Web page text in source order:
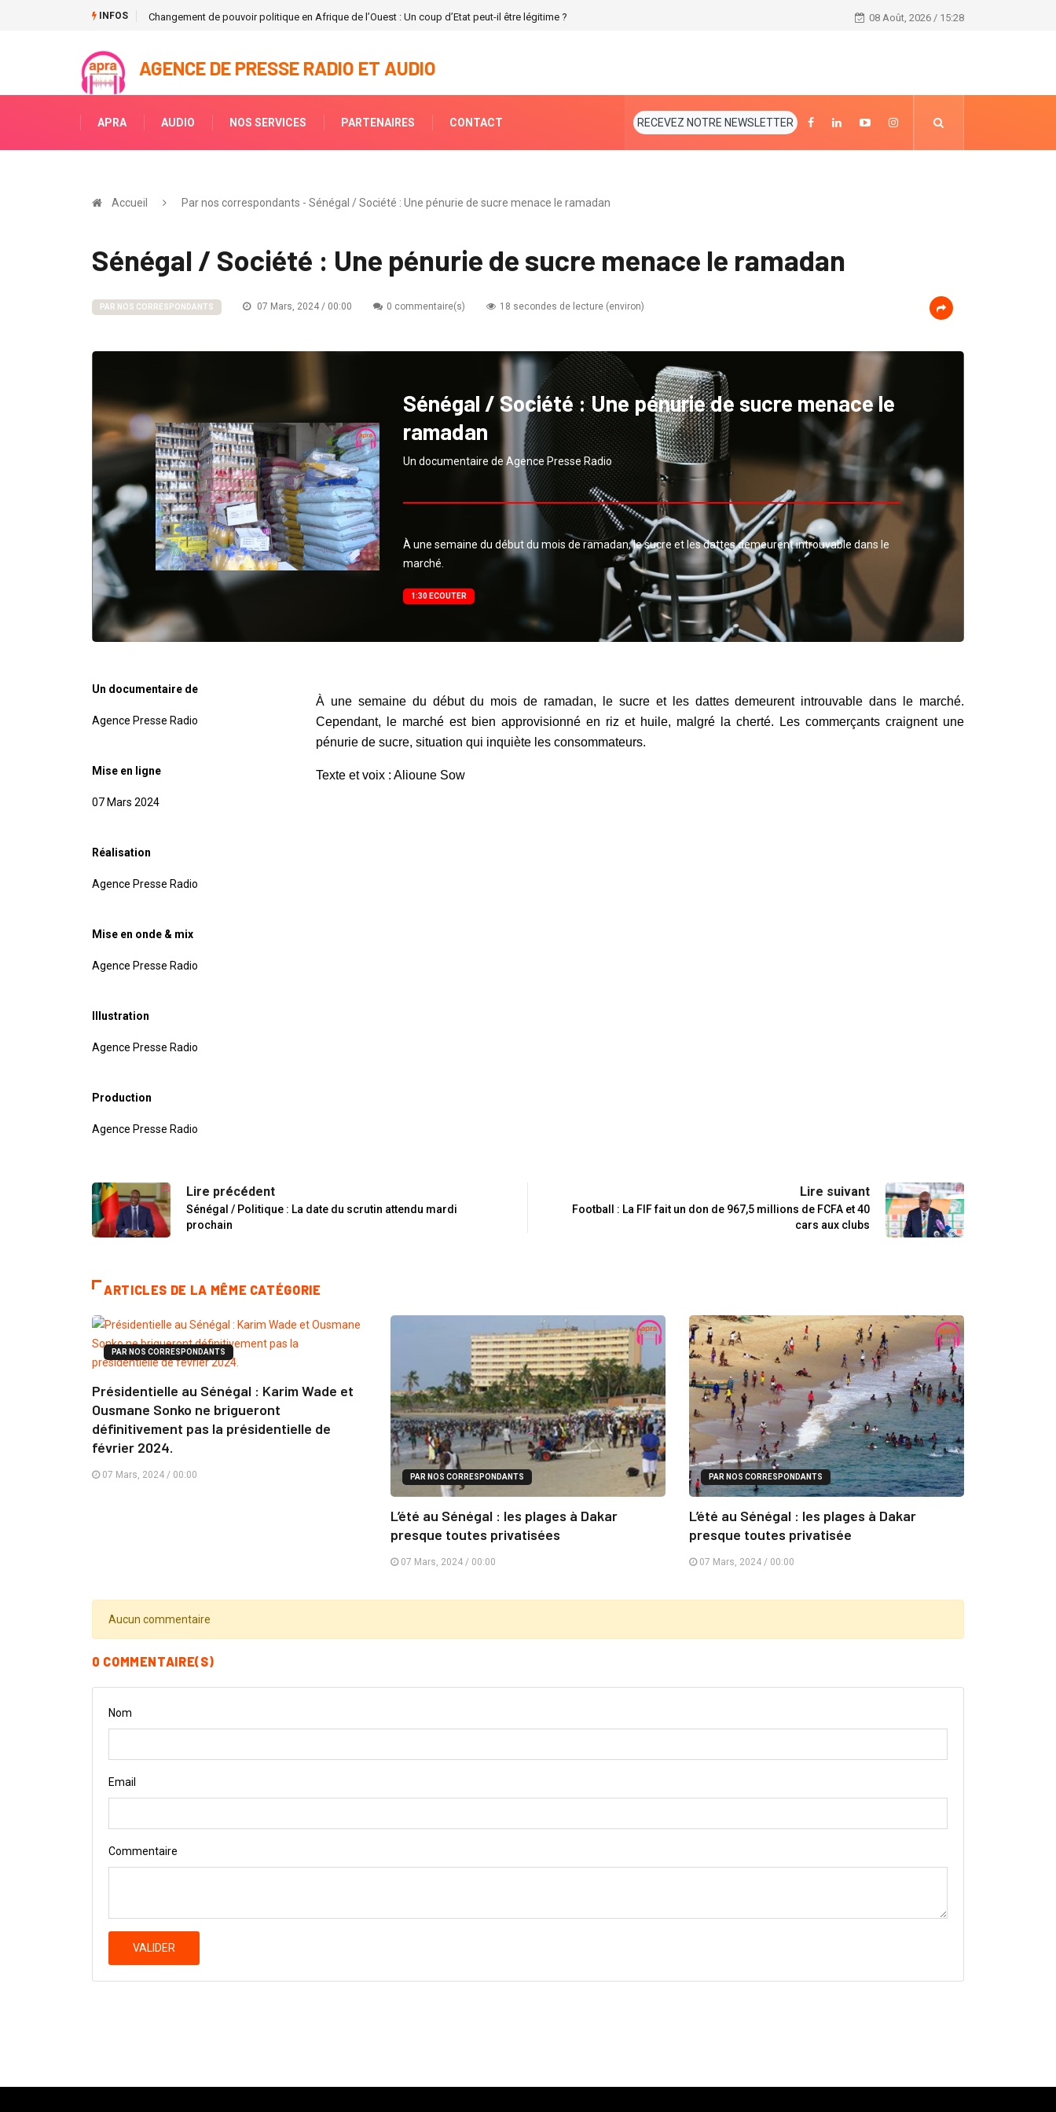
INFOS Le 1er ministre Patrick Achi augmente la puissance de la centrale d’Azito de 253 Mégawatts en termes de production d’énergie thermique. Covid-19 : un nouveau variant sème l'inquiétude en
08 Août, 2026 / 15:28
AGENCE DE PRESSE RADIO ET AUDIO
APRA AUDIO NOS SERVICES PARTENAIRES CONTACT RECEVEZ NOTRE NEWSLETTER
Accueil Par nos correspondants - Sénégal / Société : Une pénurie de sucre menace le ramadan
Sénégal / Société : Une pénurie de sucre menace le ramadan
PAR NOS CORRESPONDANTS 07 Mars, 2024 / 00:00 0 commentaire(s) 18 secondes de lecture (environ)
Sénégal / Société : Une pénurie de sucre menace le
ramadan
Un documentaire de Agence Presse Radio
À une semaine du début du mois de ramadan, le sucre et les dattes demeurent introuvable dans le
marché.
1:30 ECOUTER
Un documentaire de
Agence Presse Radio
Mise en ligne
07 Mars 2024
Réalisation
Agence Presse Radio
Mise en onde & mix
Agence Presse Radio
Illustration
Agence Presse Radio
Production
Agence Presse Radio
À une semaine du début du mois de ramadan, le sucre et les dattes demeurent introuvable dans le marché.
Cependant, le marché est bien approvisionné en riz et huile, malgré la cherté. Les commerçants craignent une
pénurie de sucre, situation qui inquiète les consommateurs.
Texte et voix : Alioune Sow
Lire précédent
Sénégal / Politique : La date du scrutin attendu mardi
prochain
Lire suivant
Football : La FIF fait un don de 967,5 millions de FCFA et 40
cars aux clubs
ARTICLES DE LA MÊME CATÉGORIE
PAR NOS CORRESPONDANTS
Présidentielle au Sénégal : Karim Wade et
Ousmane Sonko ne brigueront
définitivement pas la présidentielle de
février 2024.
07 Mars, 2024 / 00:00 PAR NOS CORRESPONDANTS
L’été au Sénégal : les plages à Dakar
presque toutes privatisées
07 Mars, 2024 / 00:00
PAR NOS CORRESPONDANTS
L’été au Sénégal : les plages à Dakar
presque toutes privatisée
07 Mars, 2024 / 00:00
Aucun commentaire
0 COMMENTAIRE(S)
Nom
Email
Commentaire
VALIDER